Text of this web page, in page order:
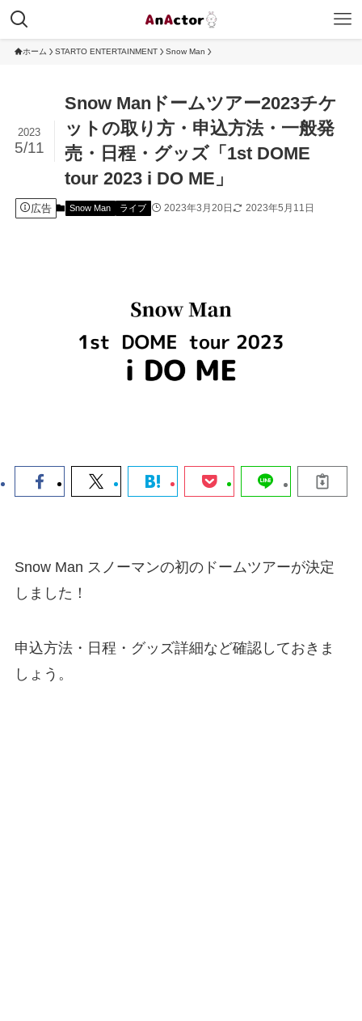
ホーム STARTO ENTERTAINMENT Snow Man
Snow Manドームツアー2023チケ
ットの取り方・申込方法・一般発
売・日程・グッズ「1st DOME
tour 2023 i DO ME」
2023
5/11
広告 Snow Man ライブ 2023年3月20日 2023年5月11日
Snow Man スノーマンの初のドームツアーが決定
しました！
申込方法・日程・グッズ詳細など確認しておきま
しょう。